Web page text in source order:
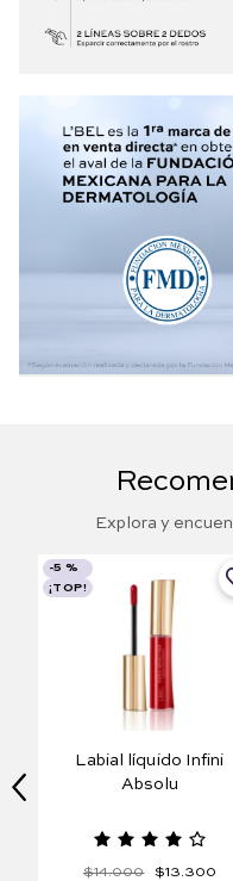
Explora y
-5 %
¡TOP!
Labial líquido Infini
Absolu
$14.000 $13.300